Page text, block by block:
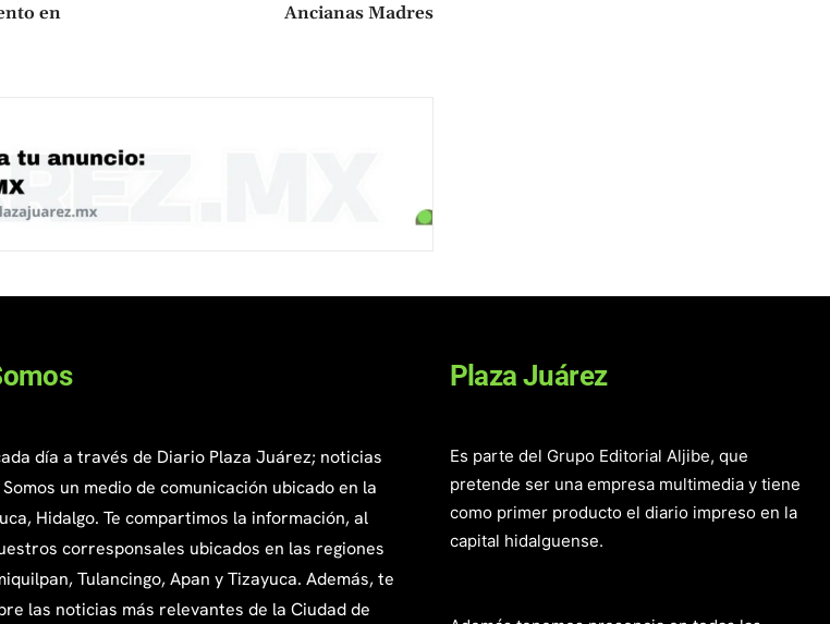
en
Ancianas Madres
día a través de Diario Plaza Juárez; noticias
un medio de comunicación ubicado en la
Hidalgo. Te compartimos la información, al
corresponsales ubicados en las regiones
Tulancingo, Apan y Tizayuca. Además, te
las noticias más relevantes de la Ciudad de
Plaza Juárez
Es parte del Grupo Editorial Aljibe, que
pretende ser una empresa multimedia y tiene
como primer producto el diario impreso en la
capital hidalguense.